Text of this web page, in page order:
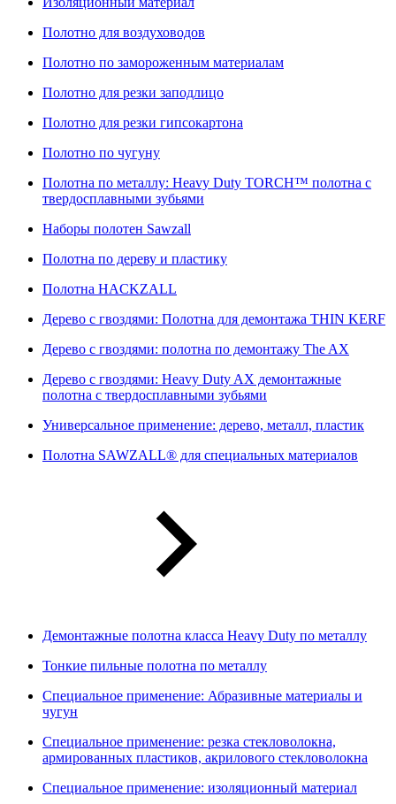
Полотно для воздуховодов
Полотно по замороженным материалам
Полотно для резки заподлицо
Полотно для резки гипсокартона
Полотно по чугуну
Полотна по металлу: Heavy Duty TORCH™ полотна с
твердосплавными зубьями
Наборы полотен Sawzall
Полотна по дереву и пластику
Полотна HACKZALL
Дерево с гвоздями: Полотна для демонтажа THIN KERF
Дерево с гвоздями: полотна по демонтажу The AX
Дерево с гвоздями: Heavy Duty AX демонтажные
полотна с твердосплавными зубьями
Универсальное применение: дерево, металл, пластик
Полотна SAWZALL® для специальных материалов
Демонтажные полотна класса Heavy Duty по металлу
Тонкие пильные полотна по металлу
Специальное применение: Абразивные материалы и
чугун
Специальное применение: резка стекловолокна,
армированных пластиков, акрилового стекловолокна
Специальное применение: изоляционный материал